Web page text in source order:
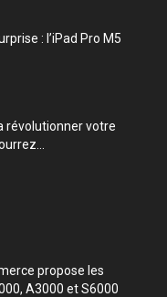
: l’iPad Pro M5
révolutionner votre
propose les
A3000 et S6000